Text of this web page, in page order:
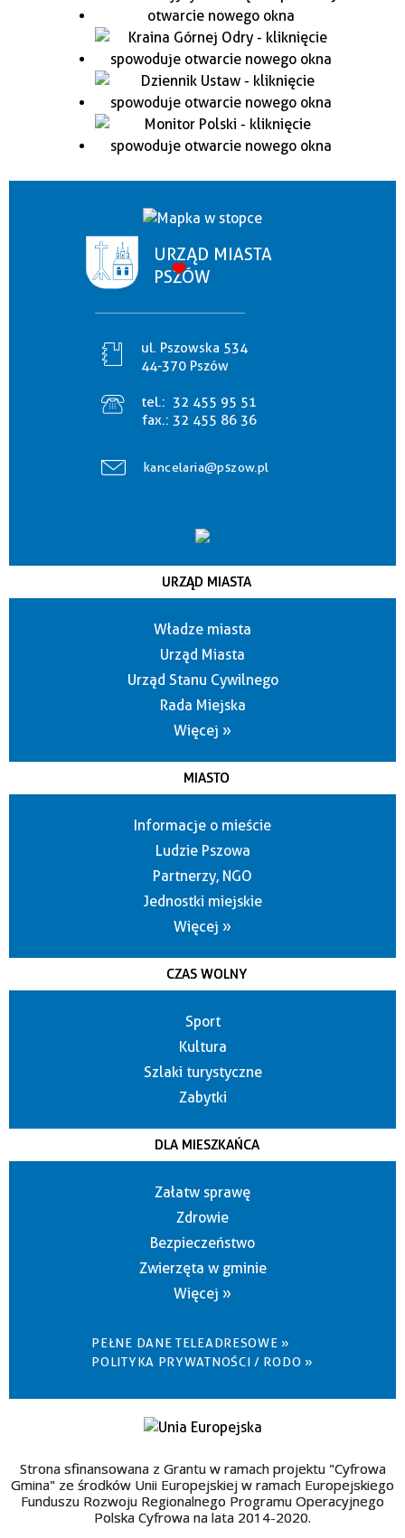
URZĄD MIASTA
PSZÓW
ul. Pszowska 534
44-370 Pszów
tel.: 32 455 95 51
fax.: 32 455 86 36
kancelaria@pszow.pl
URZĄD MIASTA
Władze miasta
Urząd Miasta
Urząd Stanu Cywilnego
Rada Miejska
Więcej »
MIASTO
Informacje o mieście
Ludzie Pszowa
Partnerzy, NGO
Jednostki miejskie
Więcej »
CZAS WOLNY
Sport
Kultura
Szlaki turystyczne
Zabytki
DLA MIESZKAŃCA
Załatw sprawę
Zdrowie
Bezpieczeństwo
Zwierzęta w gminie
Więcej »
PEŁNE DANE TELEADRESOWE »
POLITYKA PRYWATNOŚCI / RODO »
Strona sfinansowana z Grantu w ramach projektu "Cyfrowa
Gmina" ze środków Unii Europejskiej w ramach Europejskiego
Funduszu Rozwoju Regionalnego Programu Operacyjnego
Polska Cyfrowa na lata 2014-2020.